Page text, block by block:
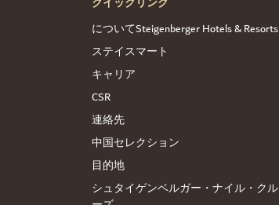
についてSteigenberger Hotels & Resorts
ステイスマート
キャリア
CSR
連絡先
中国セレクション
目的地
シュタイゲンベルガー・ナイル・クル